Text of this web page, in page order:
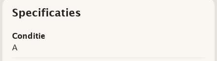
Specificaties
Conditie
A